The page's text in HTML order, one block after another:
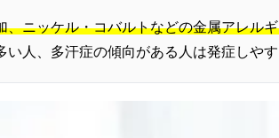
、ニッケル・コバルトなどの金属アレル
人、多汗症の傾向がある人は発症しやす